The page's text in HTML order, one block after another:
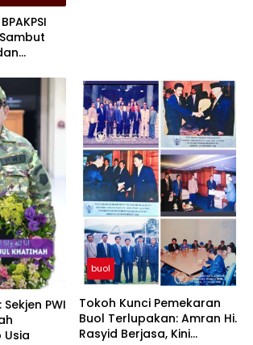
PWI
Usia
buol
Tokoh Kunci Pemekaran
Buol Terlupakan: Amran Hi.
Rasyid Berjasa, Kini